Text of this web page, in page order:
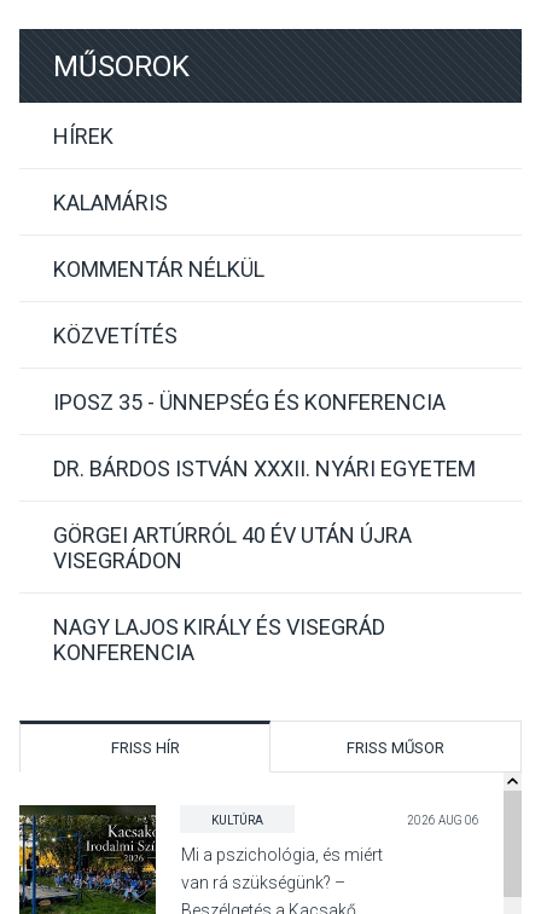
MŰSOROK
HÍREK
KALAMÁRIS
KOMMENTÁR NÉLKÜL
KÖZVETÍTÉS
IPOSZ 35 - ÜNNEPSÉG ÉS KONFERENCIA
DR. BÁRDOS ISTVÁN XXXII. NYÁRI EGYETEM
GÖRGEI ARTÚRRÓL 40 ÉV UTÁN ÚJRA
VISEGRÁDON
NAGY LAJOS KIRÁLY ÉS VISEGRÁD
KONFERENCIA
FRISS HÍR FRISS MŰSOR
KULTÚRA 2026 AUG 06
Mi a pszichológia, és miért
van rá szükségünk? –